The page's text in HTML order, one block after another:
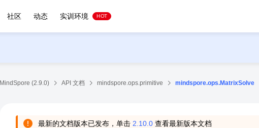
社区 动态 实训环境 HOT
MindSpore (2.9.0) API 文档 mindspore.ops.primitive mindspore.ops.MatrixSolve
最新的文档版本已发布，单击 2.10.0 查看最新版本文档